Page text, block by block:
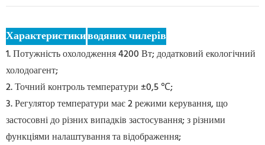
Характеристикиводяних чилерів
1. Потужність охолодження 4200 Вт; додатковий екологічний
холодоагент;
2. Точний контроль температури ±0,5 ℃;
3. Регулятор температури має 2 режими керування, що
застосовні до різних випадків застосування; з різними
функціями налаштування та відображення;